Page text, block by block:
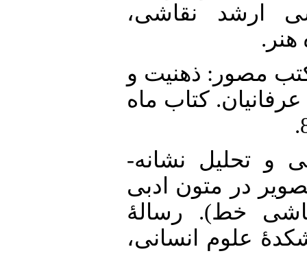
ارشد نقاشی،
کنایه در کتب مصور: ذهنیت و
کتاب ماه
(1388). بررسی و تحلیل نشانه-
در متون ادبی
خط). رسالۀ
علوم انسانی،